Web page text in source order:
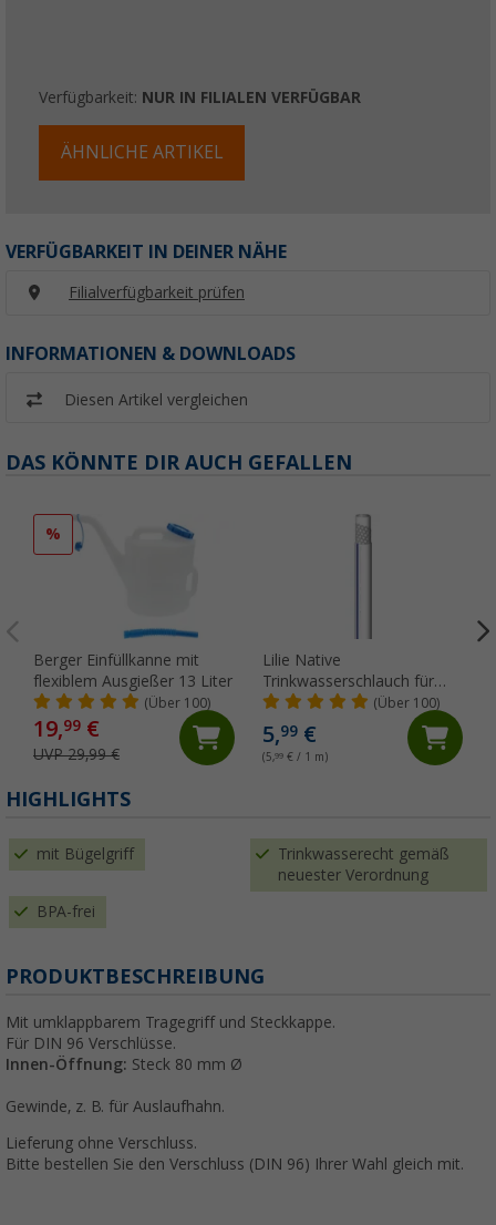
Verfügbarkeit: NUR IN FILIALEN VERFÜGBAR
ÄHNLICHE ARTIKEL
VERFÜGBARKEIT IN DEINER NÄHE
Filialverfügbarkeit prüfen
INFORMATIONEN & DOWNLOADS
Diesen Artikel vergleichen
DAS KÖNNTE DIR AUCH GEFALLEN
%
Berger Einfüllkanne mit
flexiblem Ausgießer 13 Liter
(Über 100)
19,99 €
UVP 29,99 €
Lilie Native
Trinkwasserschlauch für
Kaltwasser 10x15 mm
(Meterware)
(Über 100)
5,99€
(5,99€ / 1 m)
HIGHLIGHTS
mit Bügelgriff
Trinkwasserecht gemäß
neuester Verordnung
BPA-frei
PRODUKTBESCHREIBUNG
Mit umklappbarem Tragegriff und Steckkappe.
Für DIN 96 Verschlüsse.
Innen-Öffnung: Steck 80 mm Ø
Gewinde, z. B. für Auslaufhahn.
Lieferung ohne Verschluss.
Bitte bestellen Sie den Verschluss (DIN 96) Ihrer Wahl gleich mit.